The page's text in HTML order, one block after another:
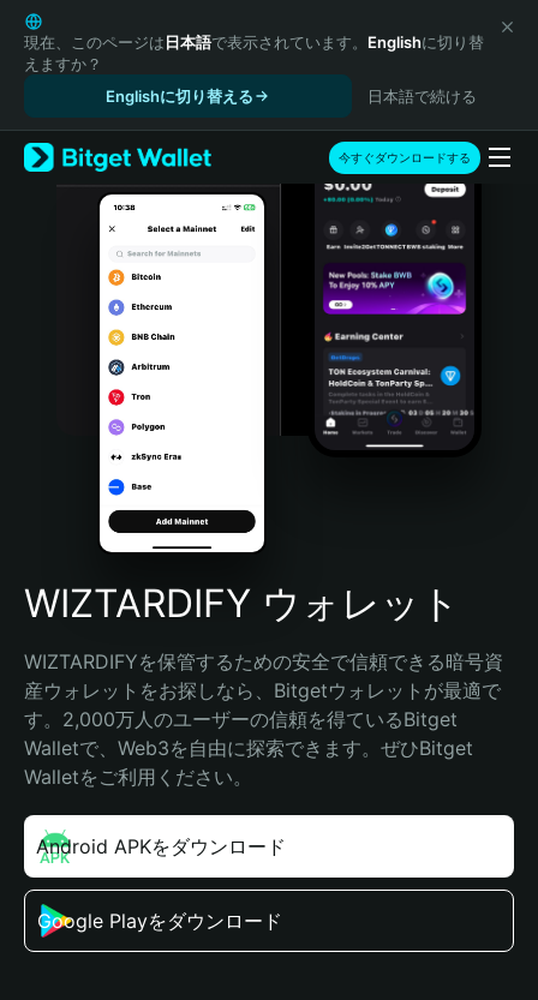
English
日本語
Tiếng Việt
Español (Latinoamérica)
Türkçe
Italiano
Português (Portugal)
Bahasa Indonesia
Português (Brasil)
Español (Argentina)
現在、このページは日本語で表示されています。 Englishに切り替
えますか？
Englishに切り替える
日本語で続ける
今すぐダウンロードする
WIZTARDIFY ウォレット
WIZTARDIFYを保管するための安全で信頼できる暗号資
産ウォレットをお探しなら、Bitgetウォレットが最適で
す。2,000万人のユーザーの信頼を得ているBitget
Walletで、Web3を自由に探索できます。ぜひBitget
Walletをご利用ください。
Android APKをダウンロード
Google Playをダウンロード